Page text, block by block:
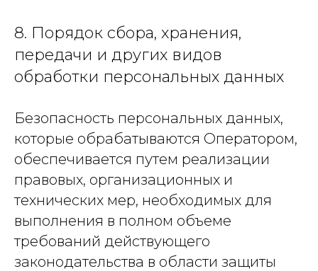
8. Порядок сбора, хранения,
передачи и других видов
обработки персональных данных
Безопасность персональных данных,
которые обрабатываются Оператором,
обеспечивается путем реализации
правовых, организационных и
технических мер, необходимых для
выполнения в полном объеме
требований действующего
законодательства в области защиты